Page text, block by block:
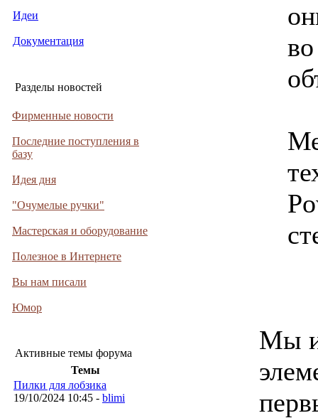
Идеи
Документация
Разделы новостей
Фирменные новости
Последние поступления в
базу
Идея дня
"Очумелые ручки"
Мастерская и оборудование
Полезное в Интернете
Вы нам писали
Юмор
Активные темы форума
Темы
Пилки для лобзика
19/10/2024 10:45 - blimi
Мы